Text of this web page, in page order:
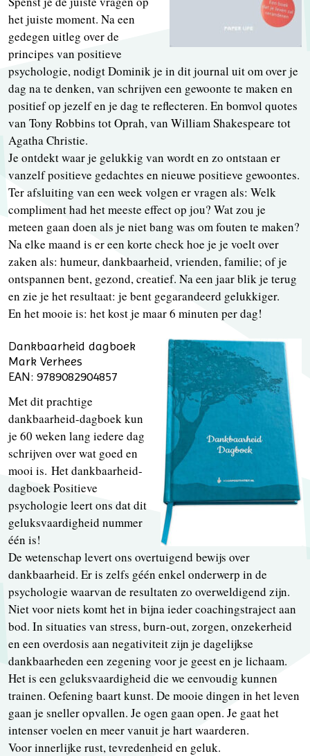
het juiste moment. Na een
gedegen uitleg over de
principes van positieve
psychologie, nodigt Dominik je in dit journal uit om over je
dag na te denken, van schrijven een gewoonte te maken en
positief op jezelf en je dag te reflecteren. En bomvol quotes
van Tony Robbins tot Oprah, van William Shakespeare tot
Agatha Christie.
Je ontdekt waar je gelukkig van wordt en zo ontstaan er
vanzelf positieve gedachtes en nieuwe positieve gewoontes.
Ter afsluiting van een week volgen er vragen als: Welk
compliment had het meeste effect op jou? Wat zou je
meteen gaan doen als je niet bang was om fouten te maken?
Na elke maand is er een korte check hoe je je voelt over
zaken als: humeur, dankbaarheid, vrienden, familie; of je
ontspannen bent, gezond, creatief. Na een jaar blik je terug
en zie je het resultaat: je bent gegarandeerd gelukkiger.
En het mooie is: het kost je maar 6 minuten per dag!
Dankbaarheid dagboek
Mark Verhees
EAN: 9789082904857
Met dit prachtige
dankbaarheid-dagboek kun
je 60 weken lang iedere dag
schrijven over wat goed en
mooi is. Het dankbaarheid-
dagboek Positieve
psychologie leert ons dat dit
geluksvaardigheid nummer
één is!
De wetenschap levert ons overtuigend bewijs over
dankbaarheid. Er is zelfs géén enkel onderwerp in de
psychologie waarvan de resultaten zo overweldigend zijn.
Niet voor niets komt het in bijna ieder coachingstraject aan
bod. In situaties van stress, burn-out, zorgen, onzekerheid
en een overdosis aan negativiteit zijn je dagelijkse
dankbaarheden een zegening voor je geest en je lichaam.
Het is een geluksvaardigheid die we eenvoudig kunnen
trainen. Oefening baart kunst. De mooie dingen in het leven
gaan je sneller opvallen. Je ogen gaan open. Je gaat het
intenser voelen en meer vanuit je hart waarderen.
Voor innerlijke rust, tevredenheid en geluk.